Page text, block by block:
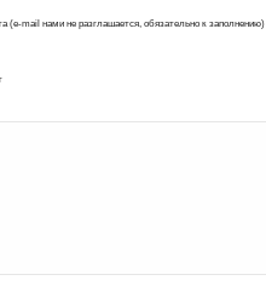
(e-mail нами не разглашается, обязательно к заполнению)